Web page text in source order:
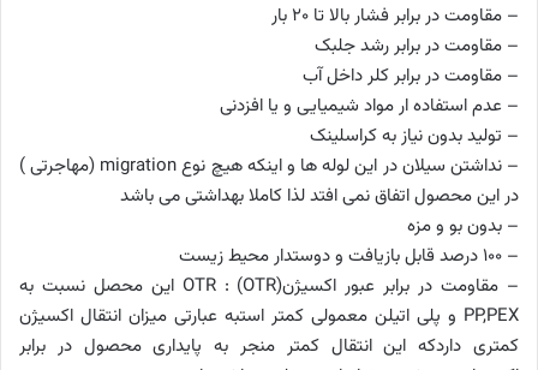
– مقاومت در برابر فشار بالا تا 20 بار
– مقاومت در برابر رشد جلبک
– مقاومت در برابر کلر داخل آب
– عدم استفاده ار مواد شیمیایی و یا افزدنی
– تولید بدون نیاز به کراسلینک
– نداشتن سیلان در این لوله ها و اینکه هیچ نوع migration (مهاجرتی )
در این محصول اتفاق نمی افتد لذا کاملا بهداشتی می باشد
– بدون بو و مزه
– 100 درصد قابل بازیافت و دوستدار محیط زیست
– مقاومت در برابر عبور اکسیژن(OTR) : OTR این محصل نسبت به
PP,PEX و پلی اتیلن معمولی کمتر استبه عبارتی میزان انتقال اکسیژن
کمتری داردکه این انتقال کمتر منجر به پایداری محصول در برابر